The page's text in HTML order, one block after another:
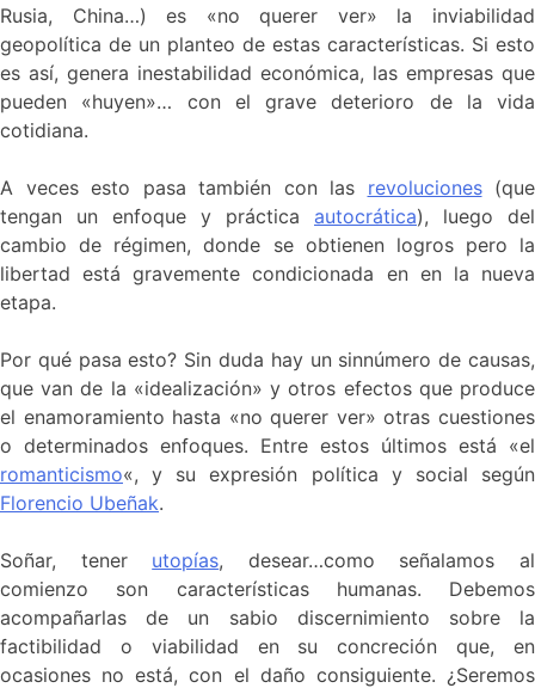
Rusia, China…) es «no querer ver» la inviabilidad
geopolítica de un planteo de estas características. Si esto
es así, genera inestabilidad económica, las empresas que
pueden «huyen»… con el grave deterioro de la vida
cotidiana.
A veces esto pasa también con las revoluciones(que
tengan un enfoque y práctica autocrática), luego del
cambio de régimen, donde se obtienen logros pero la
libertad está gravemente condicionada en en la nueva
etapa.
Por qué pasa esto? Sin duda hay un sinnúmero de causas,
que van de la «idealización» y otros efectos que produce
el enamoramiento hasta «no querer ver» otras cuestiones
o determinados enfoques. Entre estos últimos está «el
romanticismo«, y su expresión política y social según
Florencio Ubeñak.
Soñar, tener utopías, desear…como señalamos al
comienzo son características humanas. Debemos
acompañarlas de un sabio discernimiento sobre la
factibilidad o viabilidad en su concreción que, en
ocasiones no está, con el daño consiguiente. ¿Seremos